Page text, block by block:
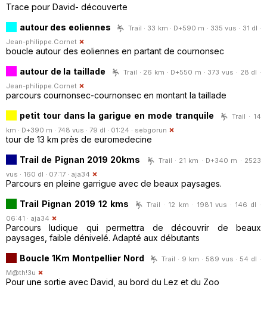
Trace pour David- découverte
autour des eoliennes
Trail · 33 km · D+590 m · 335 vus · 31 dl ·
Jean-philippe.Cornet
boucle autour des eoliennes en partant de cournonsec
autour de la taillade
Trail · 26 km · D+550 m · 373 vus · 28 dl ·
Jean-philippe.Cornet
parcours cournonsec-cournonsec en montant la taillade
petit tour dans la garigue en mode tranquile
Trail · 14
km · D+390 m · 748 vus · 79 dl · 01:24 · sebgorun
tour de 13 km près de euromedecine
Trail de Pignan 2019 20kms
Trail · 21 km · D+340 m · 2523
vus · 160 dl · 07:17 · aja34
Parcours en pleine garrigue avec de beaux paysages.
Trail Pignan 2019 12 kms
Trail · 12 km · 1981 vus · 146 dl ·
06:41 · aja34
Parcours ludique qui permettra de découvrir de beaux
paysages, faible dénivelé. Adapté aux débutants
Boucle 1Km Montpellier Nord
Trail · 9 km · 589 vus · 54 dl ·
M@th!3u
Pour une sortie avec David, au bord du Lez et du Zoo